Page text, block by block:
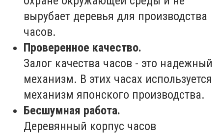
вырубает деревья для производства
часов.
Проверенное качество.
Залог качества часов - это надежный
механизм. В этих часах используется
механизм японского производства.
Бесшумная работа.
Деревянный корпус часов